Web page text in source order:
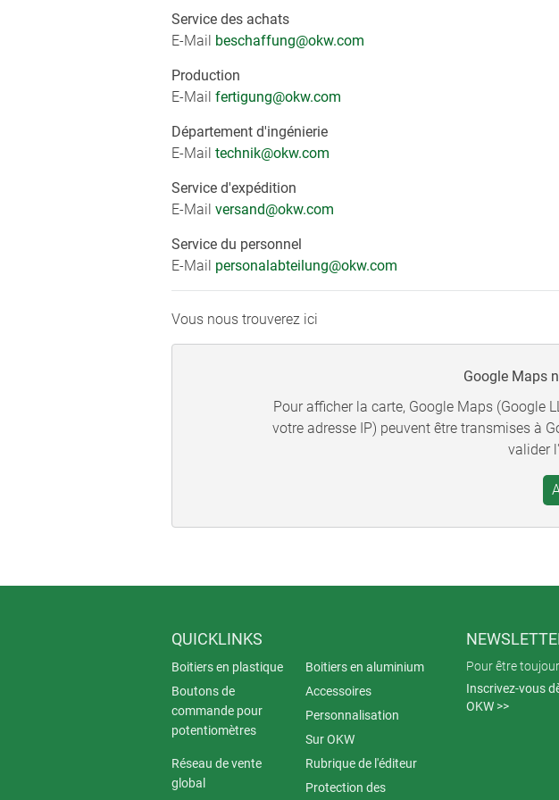
Service des achats
E-Mail beschaffung@okw.com
Production
E-Mail fertigung@okw.com
Département d'ingénierie
E-Mail technik@okw.com
Service d'expédition
E-Mail versand@okw.com
Service du personnel
E-Mail personalabteilung@okw.com
Vous nous trouverez ici
Google Maps
Pour afficher la carte, Google Maps (Google
votre adresse IP) peuvent être transmises à
valider
QUICKLINKS
Boitiers en plastique
Boitiers en aluminium
Boutons de
commande pour
potentiomètres
Accessoires
Personnalisation
Sur OKW
Réseau de vente
global
Rubrique de l'éditeur
Protection des
Pour être
Inscrivez-vous
OKW >>